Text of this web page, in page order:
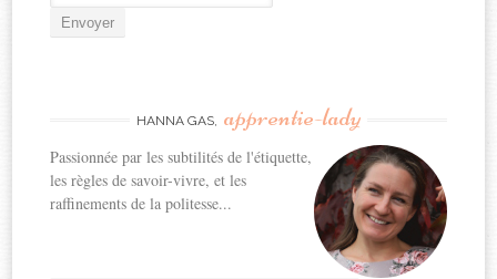
HANNA GAS, apprentie-lady
Passionnée par les subtilités de l'étiquette,
les règles de savoir-vivre, et les
raffinements de la politesse...